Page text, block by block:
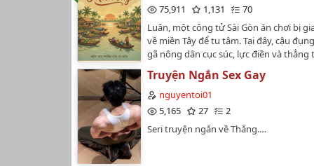
75,911
1,131
70
Luân, một công tử Sài Gòn ăn chơi bị
về miền Tây để tu tâm. Tại đây, cậu
gã nông dân cục súc, lực điền và thẳng
thù ghét ban đầu, những va chạm thể
những tình huống hài hước, oái oăm đã
gần nhau. Qua những biến cố về gia
xã hội và sự hy sinh của bạn bè, cả hai
truyện: Chuyến Về Miền Tây Tác giả: Cu
Truyện Ngắn Sex Gay
nguyentoi01
5,165
27
2
Seri truyện ngắn về Thắng.…